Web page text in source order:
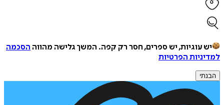
יש עוגיות, יש ספרים, חסר רק קפה. המשך גלישה מהווה הסכמה
למדיניות הפרטיות
הבנתי